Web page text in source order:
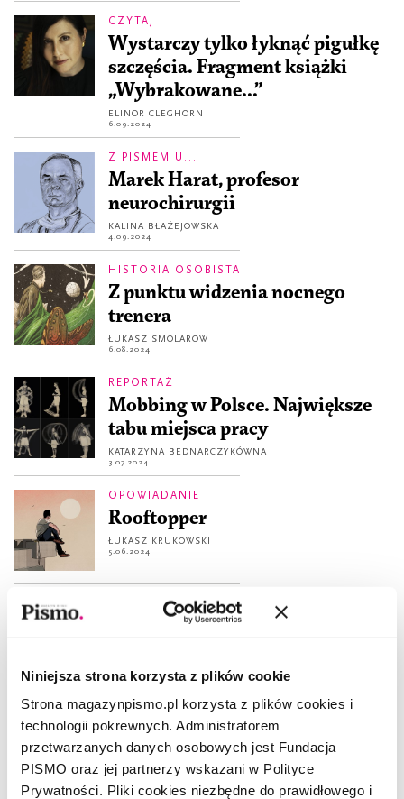
Niniejsza strona korzysta z plików cookie
Strona magazynpismo.pl korzysta z plików cookies i
technologii pokrewnych. Administratorem
przetwarzanych danych osobowych jest Fundacja
PISMO oraz jej partnerzy wskazani w Polityce
Prywatności. Pliki cookies niezbędne do prawidłowego i
CZYTAJ
Wystarczy tylko łyknąć pigułkę
szczęścia. Fragment książki
„Wybrakowane...”
ELINOR CLEGHORN
6.09.2024
Z PISMEM U...
Marek Harat, profesor
neurochirurgii
KALINA BŁAŻEJOWSKA
4.09.2024
HISTORIA OSOBISTA
Z punktu widzenia nocnego
trenera
ŁUKASZ SMOLAROW
6.08.2024
REPORTAŻ
Mobbing w Polsce. Największe
tabu miejsca pracy
KATARZYNA BEDNARCZYKÓWNA
3.07.2024
OPOWIADANIE
Rooftopper
ŁUKASZ KRUKOWSKI
5.06.2024
W KADRZE
PREMIERA PISMA
Czy work-life balance to mit?
REDAKCJA
8.05.2024